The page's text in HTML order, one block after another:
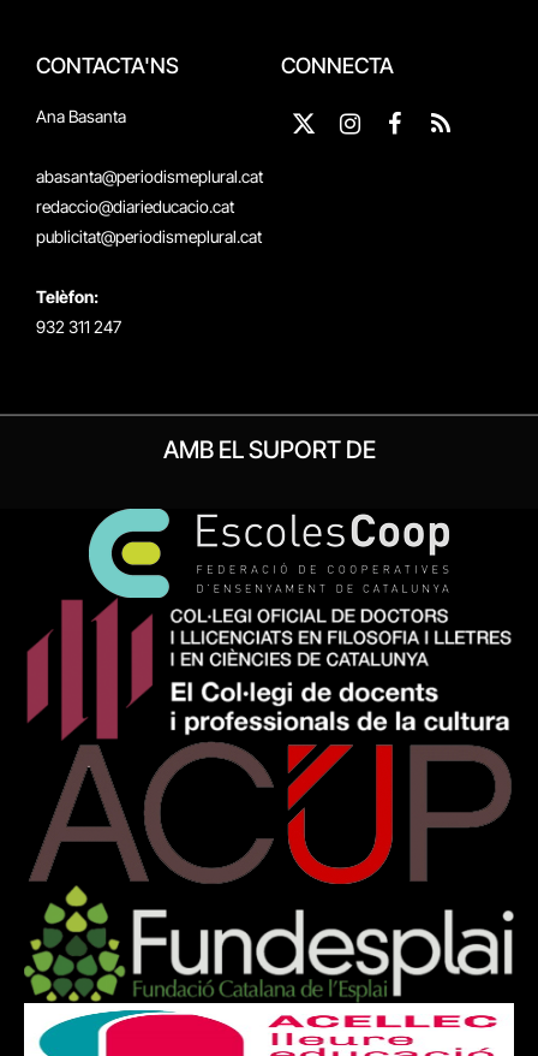
CONTACTA'NS
Ana Basanta
abasanta@periodismeplural.cat
redaccio@diarieducacio.cat
publicitat@periodismeplural.cat
Telèfon:
932 311 247
CONNECTA
X
Instagram
Facebook
RSS
AMB EL SUPORT DE